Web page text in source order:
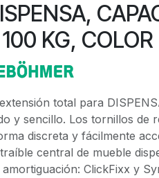
KG, COLOR
total para
y sencillo. Los tornillos de
discreta y fácilmente
central de mueble
ClickFixx y